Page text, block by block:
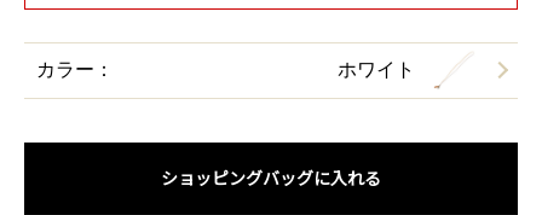
カラー： ホワイト
ショッピングバッグに入れる